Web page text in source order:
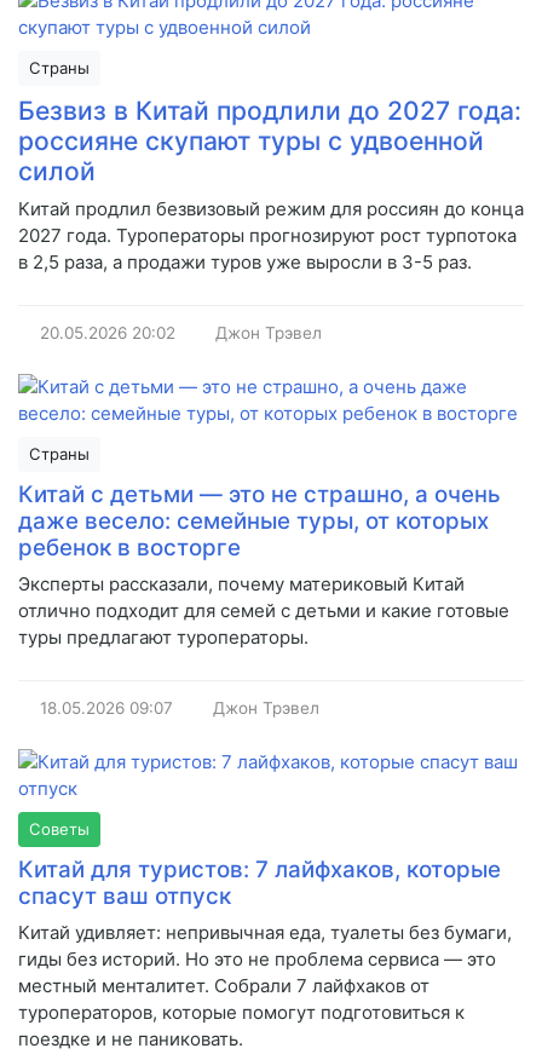
Страны
Безвиз в Китай продлили до 2027 года:
россияне скупают туры с удвоенной
силой
Китай продлил безвизовый режим для россиян до конца
2027 года. Туроператоры прогнозируют рост турпотока
в 2,5 раза, а продажи туров уже выросли в 3-5 раз.
20.05.2026 20:02 Джон Трэвел
Страны
Китай с детьми — это не страшно, а очень
даже весело: семейные туры, от которых
ребенок в восторге
Эксперты рассказали, почему материковый Китай
отлично подходит для семей с детьми и какие готовые
туры предлагают туроператоры.
18.05.2026 09:07 Джон Трэвел
Советы
Китай для туристов: 7 лайфхаков, которые
спасут ваш отпуск
Китай удивляет: непривычная еда, туалеты без бумаги,
гиды без историй. Но это не проблема сервиса — это
местный менталитет. Собрали 7 лайфхаков от
туроператоров, которые помогут подготовиться к
поездке и не паниковать.